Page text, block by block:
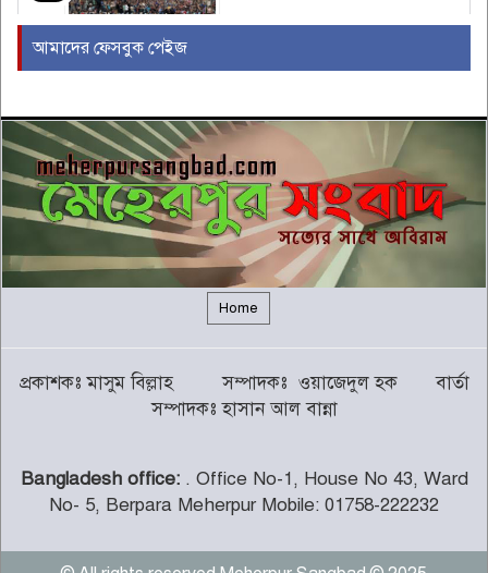
৬
বন্যায় সাপের উপদ্রব বাড়ছে, চট্টগ্রামে
৭ দিনে কামড়ের শিকার ৯৩ জন
গালর্স কলেজে শিক্ষকতা করায় পদ
হারালেন কুষ্টিয়া জেলা জামায়াতের
সেক্রেটারি
চট্টগ্রামের পাঁচ জেলায় ভূমিধসের
সতর্কতা
৯
থামছে না পাহাড়ে বানভাসিদের কান্না
আমাদের ফেসবুক পেইজ
Home
প্রকাশকঃ মাসুম বিল্লাহ সম্পাদকঃ ওয়াজেদুল হক বার্তা
সম্পাদকঃ হাসান আল বান্না
Bangladesh office:. Office No-1, House No 43, Ward
No- 5, Berpara Meherpur Mobile: 01758-222232